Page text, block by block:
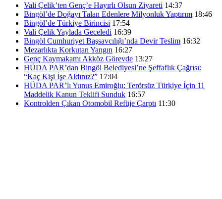
Vali Çelik’ten Genç’e Hayırlı Olsun Ziyareti 14:37
Bingöl’de Doğayı Talan Edenlere Milyonluk Yaptırım 18:46
Bingöl’de Türkiye Birincisi 17:54
Vali Çelik Yaylada Geceledi 16:39
Bingöl Cumhuriyet Başsavcılığı’nda Devir Teslim 16:32
Mezarlıkta Korkutan Yangın 16:27
Genç Kaymakamı Akköz Görevde 13:27
HÜDA PAR’dan Bingöl Belediyesi’ne Şeffaflık Çağrısı:
“Kaç Kişi İşe Aldınız?” 17:04
HÜDA PAR’lı Yunus Emiroğlu: Terörsüz Türkiye İçin 11
Maddelik Kanun Teklifi Sunduk 16:57
Kontrolden Çıkan Otomobil Refüje Çarptı 11:30